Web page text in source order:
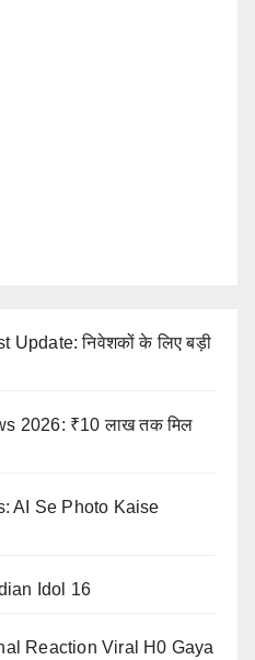
Update: निवेशकों के लिए बड़ी
2026: ₹10 लाख तक मिल
AI Se Photo Kaise
Idol 16
Reaction Viral H0 Gaya